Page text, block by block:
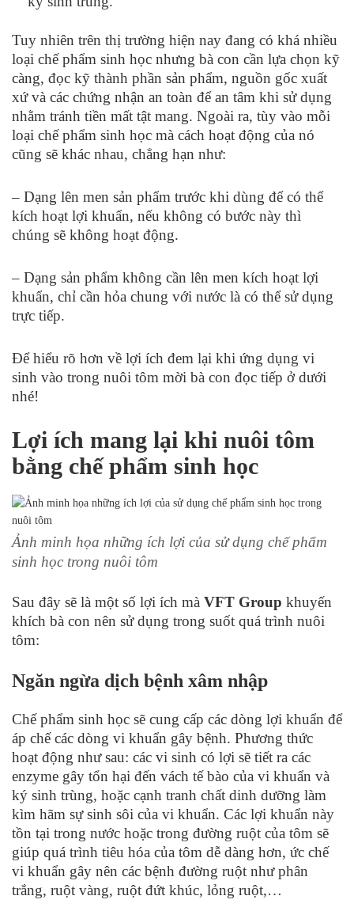
Tuy nhiên trên thị trường hiện nay đang có khá nhiều
loại chế phẩm sinh học nhưng bà con cần lựa chọn kỹ
càng, đọc kỹ thành phần sản phẩm, nguồn gốc xuất
xứ và các chứng nhận an toàn để an tâm khi sử dụng
nhằm tránh tiền mất tật mang. Ngoài ra, tùy vào mỗi
loại chế phẩm sinh học mà cách hoạt động của nó
cũng sẽ khác nhau, chẳng hạn như:
– Dạng lên men sản phẩm trước khi dùng để có thể
kích hoạt lợi khuẩn, nếu không có bước này thì
chúng sẽ không hoạt động.
– Dạng sản phẩm không cần lên men kích hoạt lợi
khuẩn, chỉ cần hỏa chung với nước là có thể sử dụng
trực tiếp.
Để hiểu rõ hơn về lợi ích đem lại khi ứng dụng vi
sinh vào trong nuôi tôm mời bà con đọc tiếp ở dưới
nhé!
Lợi ích mang lại khi nuôi tôm
bằng chế phẩm sinh học
Ảnh minh họa những ích lợi của sử dụng chế phẩm
sinh học trong nuôi tôm
Sau đây sẽ là một số lợi ích mà VFT Group khuyến
khích bà con nên sử dụng trong suốt quá trình nuôi
tôm:
Ngăn ngừa dịch bệnh xâm nhập
Chế phẩm sinh học sẽ cung cấp các dòng lợi khuẩn để
áp chế các dòng vi khuẩn gây bệnh. Phương thức
hoạt động như sau: các vi sinh có lợi sẽ tiết ra các
enzyme gây tổn hại đến vách tế bào của vi khuẩn và
ký sinh trùng, hoặc cạnh tranh chất dinh dưỡng làm
kìm hãm sự sinh sôi của vi khuẩn. Các lợi khuẩn này
tồn tại trong nước hoặc trong đường ruột của tôm sẽ
giúp quá trình tiêu hóa của tôm dễ dàng hơn, ức chế
vi khuẩn gây nên các bệnh đường ruột như phân
trắng, ruột vàng, ruột đứt khúc, lỏng ruột,…